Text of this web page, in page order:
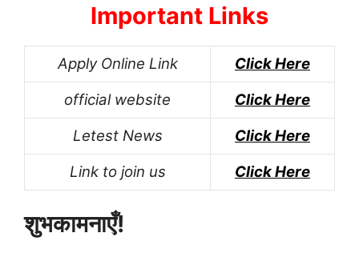
Important Links
Apply Online Link
Click Here
official website
Click Here
Letest News
Click Here
Link to join us
Click Here
शुभकामनाएँ!